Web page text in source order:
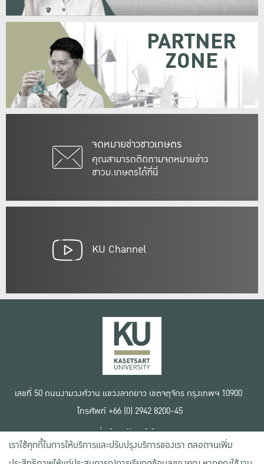
จดหมายข่าวชาวเกษตร
คุณสามารถติดตามจดหมายข่าว
ชาวม.เกษตรได้ที่นี่
PARTNER
ZONE
KU Channel
เลขที่ 50 ถนนงามวงศ์วาน แขวงลาดยาว เขตจตุจักร กรุงเทพฯ 10900
โทรศัพท์ +66 (0) 2942 8200-45
เงื่อนไขการใช้งานเว็บไซต์
ข้อตกลงด้านสิทธิ์ใช้งาน
นโยบายความเป็นส่วนตัว
เราใช้คุกกี้ในการให้บริการและปรับปรุงบริการของเรา ตลอดจนเพิ่ม